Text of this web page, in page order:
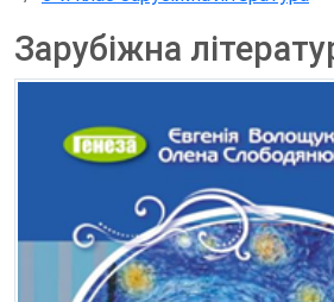
Зарубіжна